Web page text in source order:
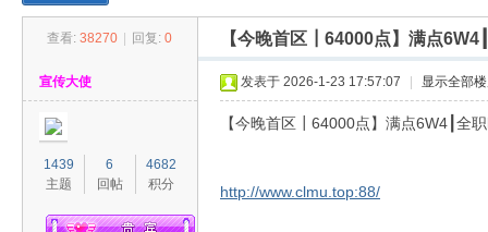
› ›
查看: 38270 回复: 0 【今晚首区┃64000点】满点
宣传大使
1439
主题
6
回帖
4682
积分
发表于 2026-1-23 17:57:07 显示全部
【今晚首区┃64000点】满点6W4┃
http://www.clmu.top:88/